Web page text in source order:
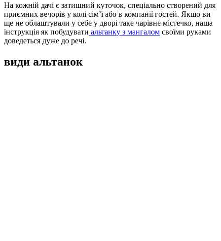
На кожній дачі є затишний куточок, спеціально створений для
приємних вечорів у колі сім’ї або в компанії гостей. Якщо ви
ще не облаштували у себе у дворі таке чарівне містечко, наша
інструкція як побудувати альтанку з мангалом своїми руками
доведеться дуже до речі.
види альтанок